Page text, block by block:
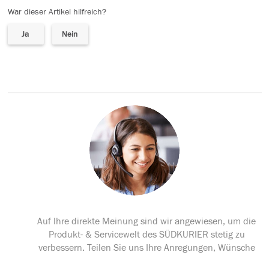
War dieser Artikel hilfreich?
Ja Nein
Auf Ihre direkte Meinung sind wir angewiesen, um die
Produkt- & Servicewelt des SÜDKURIER stetig zu
verbessern. Teilen Sie uns Ihre Anregungen, Wünsche